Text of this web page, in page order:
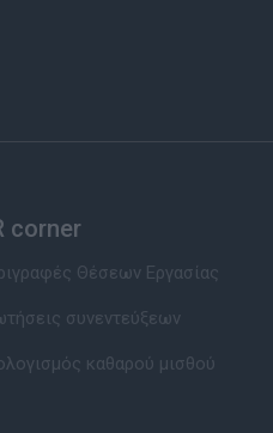
corner
Θέσεων Εργασίας
συνεντεύξεων
καθαρού μισθού